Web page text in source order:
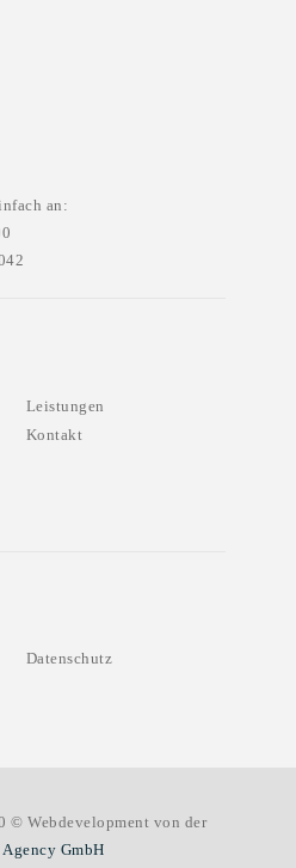
an:
Leistungen
Kontakt
Datenschutz
© Webdevelopment von der
GmbH